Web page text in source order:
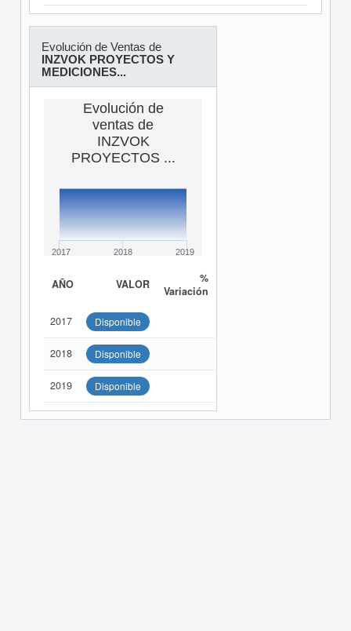
Evolución de Ventas de
INZVOK PROYECTOS Y
MEDICIONES...
Evolución de
ventas de
INZVOK
PROYECTOS ...
2017 2018 2019
AÑO VALOR
%
Variación
2017 Disponible
2018 Disponible
2019 Disponible